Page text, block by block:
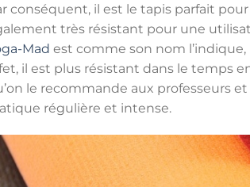
conséquent, il est le tapis parfait
très résistant pour une
Mad est comme son nom
il est plus résistant dans le temps
le recommande aux professeurs
régulière et intense.